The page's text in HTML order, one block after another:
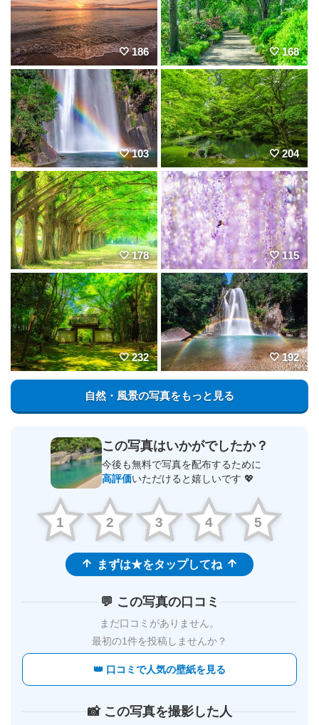
186 168
103 204
178 115
232 192
自然・風景の写真をもっと見る
この写真はいかがでしたか？
今後も無料で写真を配布するために
高評価いただけると嬉しいです 💖
1 2 3 4 5
まずは★をタップしてね
💬 この写真の口コミ
まだ口コミがありません。
最初の1件を投稿しませんか？
👑 口コミで人気の壁紙を見る
📸 この写真を撮影した人